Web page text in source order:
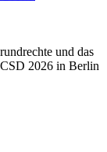
und das
2026 in Berlin